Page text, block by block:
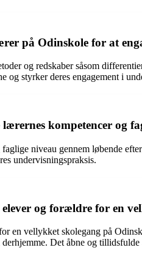
på Odinskole for at
og redskaber såsom
og styrker deres engagement i
kompetencer og
niveau gennem løbende
undervisningspraksis.
og forældre for en
en vellykket skolegang på
Det åbne og